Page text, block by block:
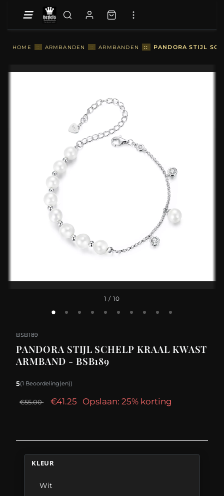
HOME :: ARMBANDEN :: ARMBANDEN :: PANDORA STIJL
1 / 10
BSB189
PANDORA STIJL SCHELP KRAAL KWAST
ARMBAND - BSB189
5(1 Beoordeling(en))
€55.00 €41.25 Opslaan: 25% korting
KLEUR
Wit